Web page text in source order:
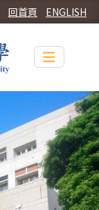
ENGLISH
回首頁
Toggle